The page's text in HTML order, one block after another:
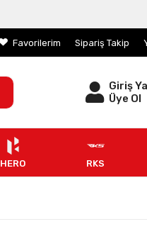
Favorilerim Sipariş Takip
Giriş
Üye Ol
HERO RKS